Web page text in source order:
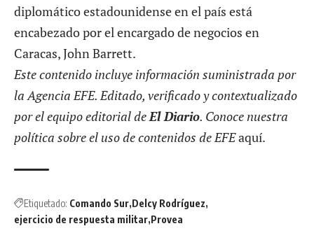
diplomático estadounidense en el país está
encabezado por el encargado de negocios en
Caracas, John Barrett.
Este contenido incluye información suministrada por
la Agencia EFE. Editado, verificado y contextualizado
por el equipo editorial deEl Diario. Conoce nuestra
política sobre el uso de contenidos de EFEaquí.
Etiquetado: Comando Sur Delcy Rodríguez
ejercicio de respuesta militar Provea